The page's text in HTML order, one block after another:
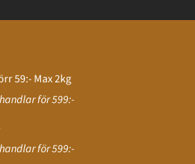
59:- Max 2kg
för 599:-
för 599:-